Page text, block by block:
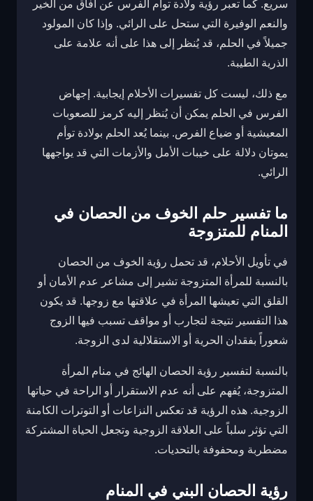
سريع. كما تعبر رؤية ولادة توأم الفرس عن أفاق من الخير
والنعم الوفيرة التي ستحل على الرائي. وإذا كان المولود
جميلاً في الحلم، قد يُنظر إلى هذا على أنه علامة على
الذرية الطيبة.
مع ذلك، ليست كل تفسيرات الأحلام إيجابية. إجهاض
الفرس في الحلم يمكن أن يُنظر إليه كرمز للصعوبات
المعيشية أو ضياع الفرص. بينما يُعد الحلم بولادة توأم
يموتان دلالة على خيبات الأمل والأزمات التي قد يواجهها
الرائي.
ما تفسير حلم الخوف من الحصان في
المنام للمتزوجة
في تأويل الأحلام، قد تحمل رؤية الخوف من الحصان
بالنسبة للمرأة المتزوجة تشير إلى مشاعر عدم الأمان أو
القلق التي تعيشها المرأة في علاقتها مع زوجها. قد يكون
هذا التفسير نتيجة لتجارب أو مواقف تسبب فيها الزوج
شعوراً بفقدان الحرية أو الاستقلالية لدى الزوجة.
بالنسبة لتفسير رؤية الحصان الهائج في منام المرأة
المتزوجة، يُفهم على أنه عدم الاستقرار أو الراحة في حياتها
الزوجية. هذه الرؤية قد تعكس النزاعات أو التوترات الكامنة
التي تؤثر سلباً على العلاقة الزوجية وتجعل الحياة المشتركة
مضطربة ومحفوفة بالتحديات.
رؤية الحصان البني في المنام